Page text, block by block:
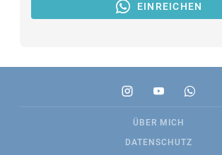
EINREICHEN
ÜBER MICH
DATENSCHUTZ